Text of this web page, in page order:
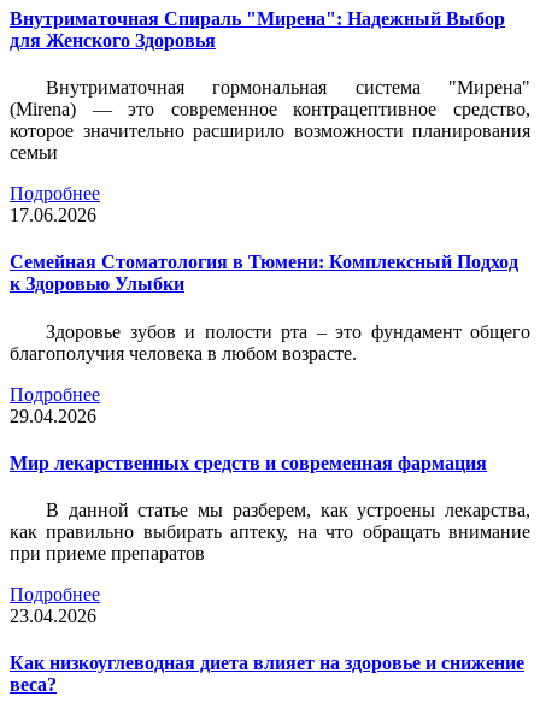
Внутриматочная Спираль "Мирена": Надежный Выбор
для Женского Здоровья
Внутриматочная гормональная система "Мирена"
(Mirena) — это современное контрацептивное средство,
которое значительно расширило возможности планирования
семьи
Подробнее
17.06.2026
Семейная Стоматология в Тюмени: Комплексный Подход
к Здоровью Улыбки
Здоровье зубов и полости рта – это фундамент общего
благополучия человека в любом возрасте.
Подробнее
29.04.2026
Мир лекарственных средств и современная фармация
В данной статье мы разберем, как устроены лекарства,
как правильно выбирать аптеку, на что обращать внимание
при приеме препаратов
Подробнее
23.04.2026
Как низкоуглеводная диета влияет на здоровье и снижение
веса?